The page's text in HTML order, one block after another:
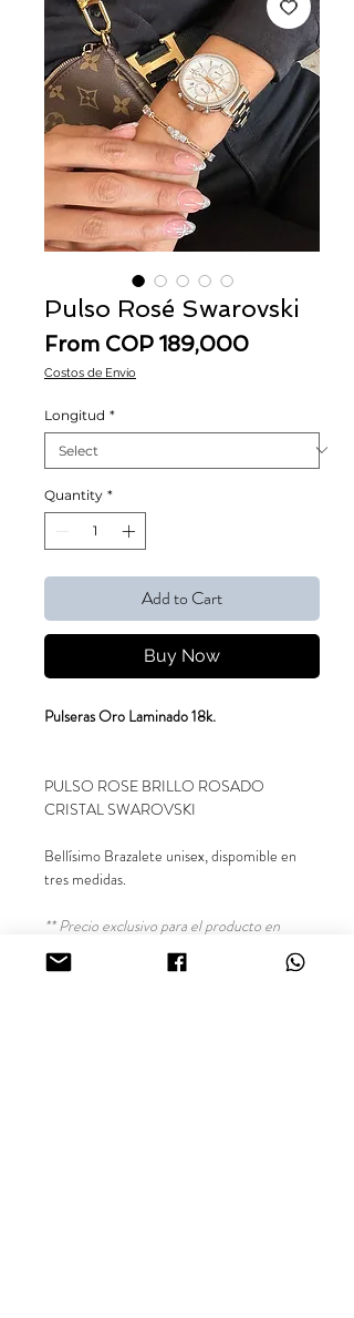
Pulso Rosé Swarovski
From COP 189,000Sale Price
Costos de Envío
Longitud *
Quantity *
Add to Cart
Buy Now
Pulseras Oro Laminado 18k.
PULSO ROSE BRILLO ROSADO
CRISTAL SWAROVSKI
Bellísimo Brazalete unisex, dispomible en
tres medidas.
** Precio exclusivo para el producto en
referencia. Las demás imágenes son
sugerencias para combinar el producto.**